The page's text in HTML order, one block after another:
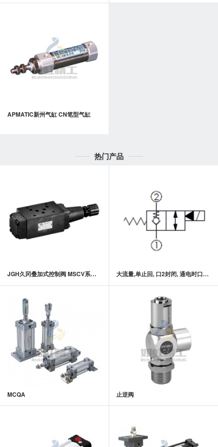
APMATIC新州气缸 CN笔型气缸
热门产品
JGH久冈叠加式控制阀 MSCV系列叠加式抗衡阀 大流量,单止回, 口2封闭, 通电时口1及口2双向流动常闭型提动轴型电磁方向阀
MCQA 止逆阀